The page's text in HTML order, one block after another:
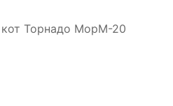
Торнадо MopM-20